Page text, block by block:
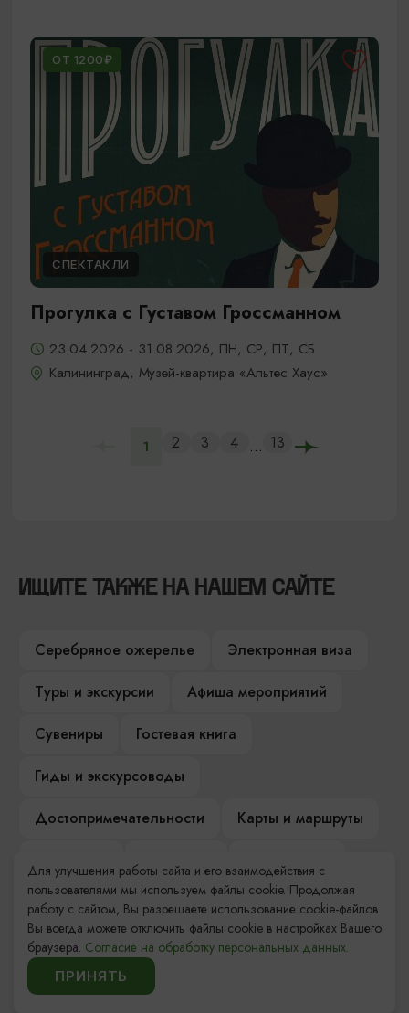
ОТ 1200₽
СПЕКТАКЛИ
Прогулка с Густавом Гроссманном
23.04.2026 - 31.08.2026, ПН, СР, ПТ, СБ
Калининград, Музей-квартира «Альтес Хаус»
1 2 3 4 ... 13
ИЩИТЕ ТАКЖЕ НА НАШЕМ САЙТЕ
Серебряное ожерелье
Электронная виза
Туры и экскурсии
Афиша мероприятий
Сувениры
Гостевая книга
Гиды и экскурсоводы
Достопримечательности
Карты и маршруты
Компас Балтийской кухни
Настоящий Калининградец
Музеи
Для улучшения работы сайта и его взаимодействия с
пользователями мы используем файлы cookie. Продолжая
работу с сайтом, Вы разрешаете использование cookie-файлов.
Вы всегда можете отключить файлы cookie в настройках Вашего
браузера. Согласие на обработку персональных данных.
ПРИНЯТЬ